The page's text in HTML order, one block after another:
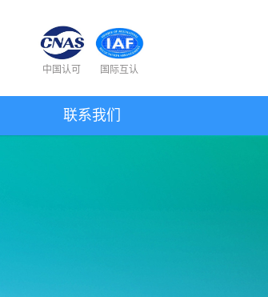
中国认可 国际互认
联系我们